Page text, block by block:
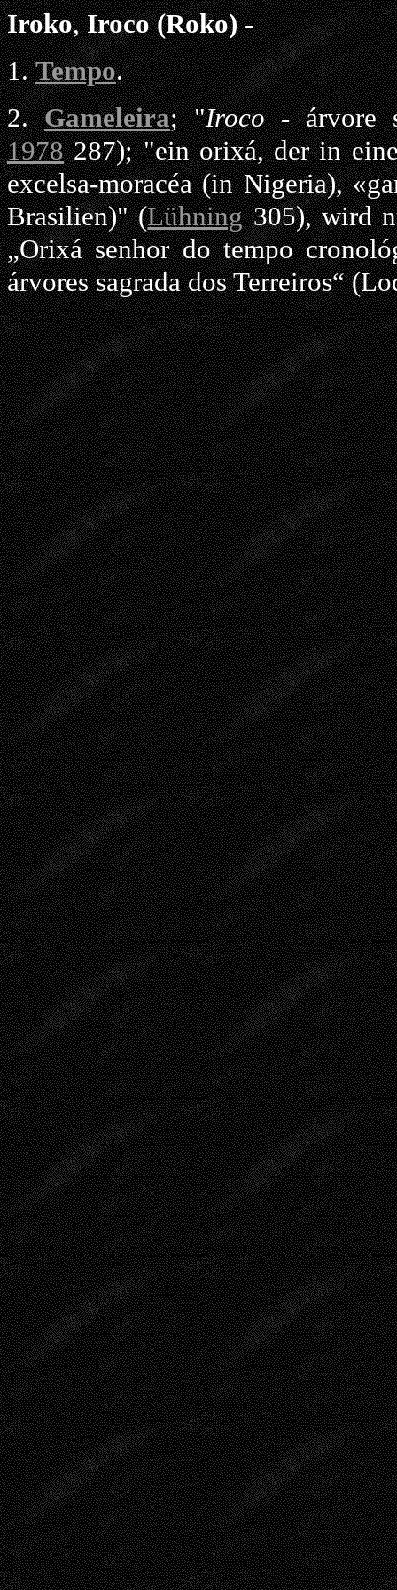
Iroko,Iroco (Roko)-
1.Tempo.
2.Gameleira; "Iroco- árvore
1978287); "ein orixá, der in
excelsa-moracéa (in Nigeria),
Brasilien)" (Lühning305), wird
„Orixá senhor do tempo
árvores sagrada dos Terreiros“